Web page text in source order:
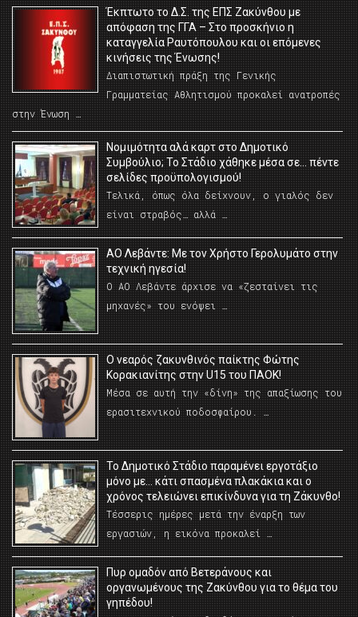
Έκπτωτο το Δ.Σ. της ΕΠΣ Ζακύνθου με
απόφαση της ΓΓΑ – Στο προσκήνιο η
καταγγελία Ραυτόπουλου και οι επόμενες
κινήσεις της Ένωσης!
Διαπιστωτική πράξη της Γενικής
Γραμματείας Αθλητισμού προκαλεί ανατροπές
στην Ένωση …
Νομιμότητα αλά καρτ στο Δημοτικό
Συμβούλιο; Το Στάδιο χάθηκε μέσα σε… πέντε
σελίδες προϋπολογισμού!
Τελικά, όπως όλα δείχνουν, ο γιαλός δεν
είναι στραβός… αλλά …
ΑΟ Λεβάντε: Με τον Χρήστο Γερολυμάτο στην
τεχνική ηγεσία!
Ο ΑΟ Λεβάντε άρχισε να «ζεσταίνει τις
μηχανές» του ενόψει …
O νεαρός ζακυνθινός παίκτης Φώτης
Κορακιανίτης στην U15 του ΠΑΟΚ!
Μέσα σε αυτή την «δίνη» της απαξίωσης του
ερασιτεχνικού ποδοσφαίρου. …
Το Δημοτικό Στάδιο παραμένει εργοτάξιο
μόνο με… κάτι σπασμένα πλακάκια και ο
χρόνος τελειώνει επικίνδυνα για τη Ζάκυνθο!
Τέσσερις ημέρες μετά την έναρξη των
εργασιών, η εικόνα προκαλεί …
Πυρ ομαδόν από Βετεράνους και
οργανωμένους της Ζακύνθου για το θέμα του
γηπέδου!